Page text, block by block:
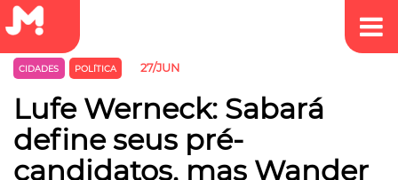
CIDADES POLÍTICA 27/JUN
Lufe Werneck: Sabará
define seus pré-
candidatos, mas Wander